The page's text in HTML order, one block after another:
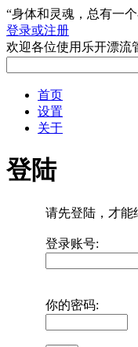
“身体和灵魂，总有一
登录或注册
欢迎各位使用乐开漂流
首页
设置
关于
登陆
请先登陆，才能
登录账号:
你的密码: